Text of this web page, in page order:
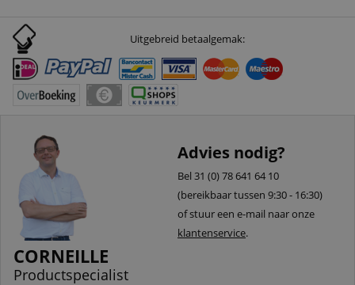
Uitgebreid betaalgemak:
CORNEILLE
Productspecialist
Advies nodig?
Bel 31 (0) 78 641 64 10
(bereikbaar tussen 9:30 - 16:30)
of stuur een e-mail naar onze
klantenservice.